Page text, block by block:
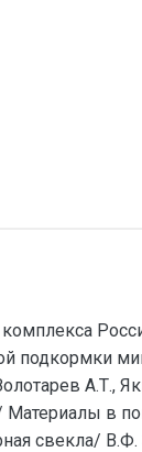
комплекса
подкормки
А.Т.,
Материалы в
свекла/